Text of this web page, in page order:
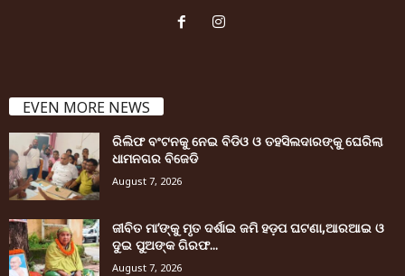
EVEN MORE NEWS
ରିଲିଫ ବଂଟନକୁ ନେଇ ବିଡିଓ ଓ ତହସିଲଦାରଙ୍କୁ ଘେରିଲା
ଧାମନଗର ବିଜେଡି
August 7, 2026
ଜୀବିତ ମା’ଙ୍କୁ ମୃତ ଦର୍ଶାଇ ଜମି ହଡ଼ପ ଘଟଣା,ଆରଆଇ ଓ
ଦୁଇ ପୁଅଙ୍କ ଗିରଫ...
August 7, 2026